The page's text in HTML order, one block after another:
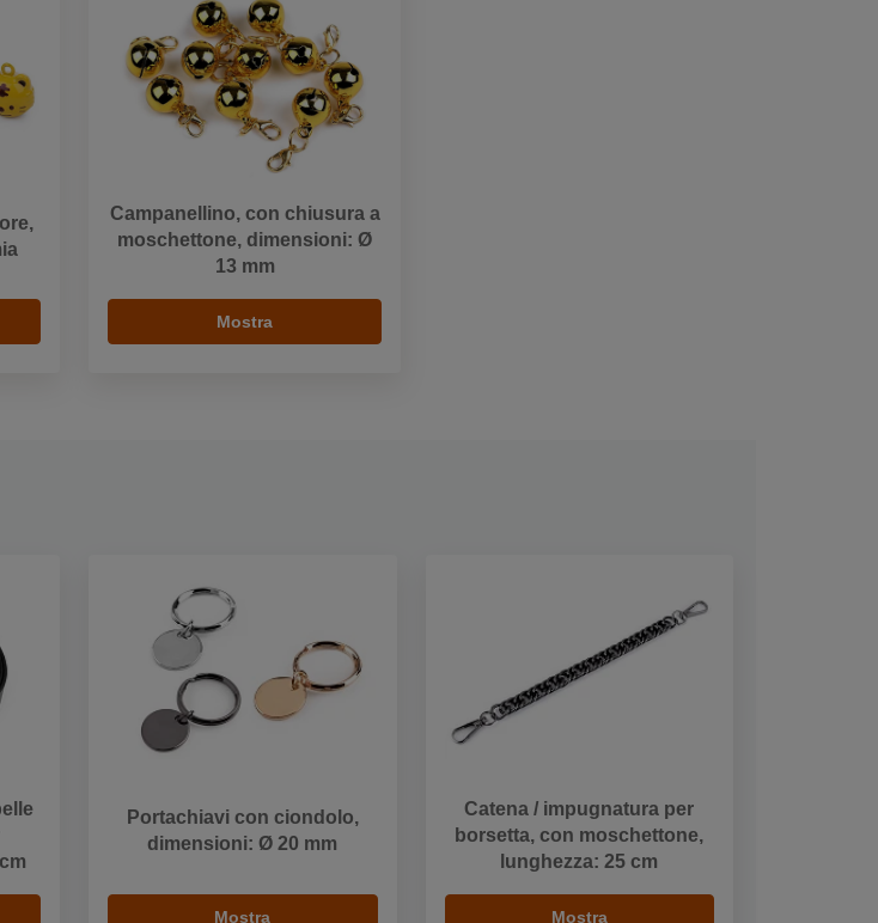
Campanellino, con chiusura a
moschettone, dimensioni: Ø
13 mm
Mostra
Portachiavi con ciondolo,
dimensioni: Ø 20 mm
Mostra
Catena / impugnatura per
borsetta, con moschettone,
lunghezza: 25 cm
Mostra